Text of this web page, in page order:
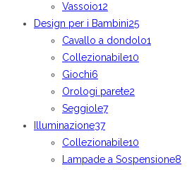
Vassoio12
Design per i Bambini25
Cavallo a dondolo1
Collezionabile10
Giochi6
Orologi parete2
Seggiole7
Illuminazione37
Collezionabile10
Lampade a Sospensione8